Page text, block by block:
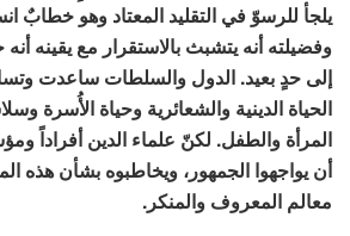
يلجأ للرسوّ في التقليد المعتاد وهو خطابٌ
وفضيلته أنه يتشبث بالاستقرار مع يقينه
إلى حدٍ بعيد. الدول والسلطات ساعدت
الحياة الدينية والشعائرية وحياة الأُسرة
المرأة والطفل. لكنّ علماء الدين أفراداً
أن يواجهوا الجمهور، ويخاطبوه بشأن هذه
معالم المعروف والمنكر.